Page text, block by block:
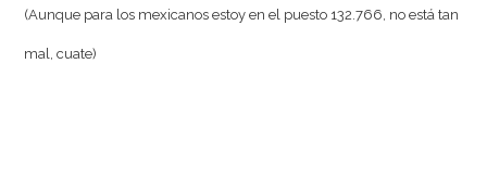
(Aunque para los mexicanos estoy en el puesto 132.766, no está tan
mal, cuate)